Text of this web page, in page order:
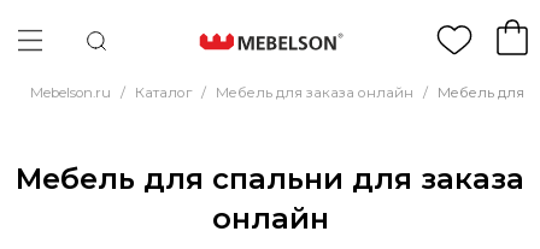
Mebelson.ru / Каталог / Мебель для заказа онлайн / Мебель для
Мебель для спальни для заказа
онлайн